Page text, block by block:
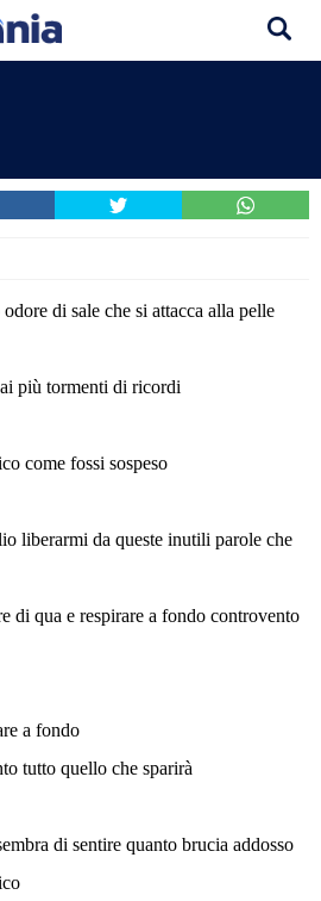
di sale che si attacca alla pelle
più tormenti di ricordi
come fossi sospeso
liberarmi da queste inutili parole che
di qua e respirare a fondo controvento
a fondo
tutto quello che sparirà
di sentire quanto brucia addosso